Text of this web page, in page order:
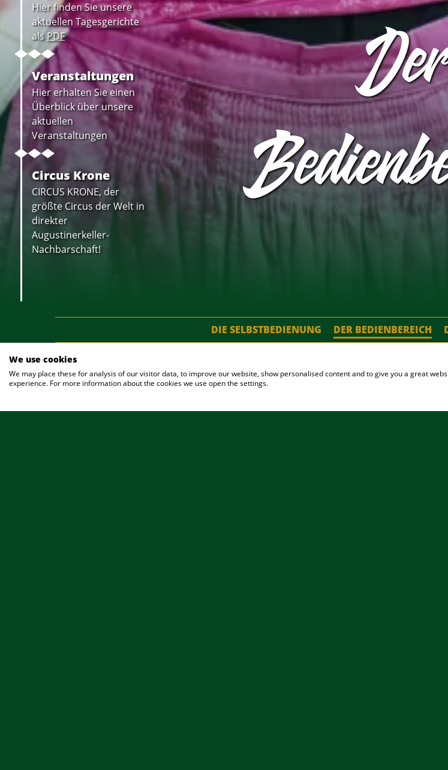
Hier finden Sie unsere
aktuellen Tagesgerichte
alsPDF
Veranstaltungen
Hier erhalten Sie einen
Überblick über unsere
aktuellen
Veranstaltungen
Circus Krone
CIRCUS KRONE, der
größte Circus der Welt in
direkter
Augustinerkeller-
Nachbarschaft!
DIE SELBSTBEDIENUNG DER BEDIENBEREICH
We use cookies
We may place these for analysis of our visitor data, to improve our website, show personalised content and to give you a great
experience. For more information about the cookies we use open the settings.